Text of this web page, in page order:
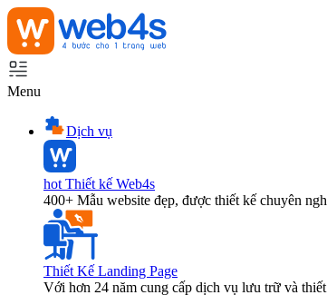
Menu
Dịch vụ
hot Thiết kế Web4s
400+ Mẫu website đẹp, được thiết kế chuyên
Thiết Kế Landing Page
Với hơn 24 năm cung cấp dịch vụ lưu trữ và